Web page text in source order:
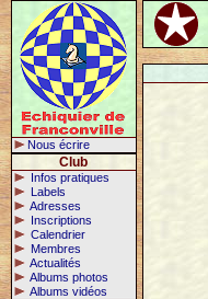
Nous écrire
Club
Infos pratiques
Labels
Adresses
Inscriptions
Calendrier
Membres
Actualités
Albums photos
Albums vidéos